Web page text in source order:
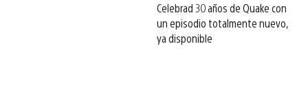
Celebrad 30 años de Quake con
un episodio totalmente nuevo,
ya disponible